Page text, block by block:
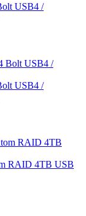
USB4 /
USB4 /
RAID 4TB USB